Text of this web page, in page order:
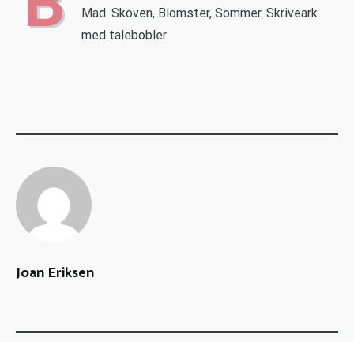
Mad. Skoven, Blomster, Sommer. Skriveark
med talebobler
Joan Eriksen